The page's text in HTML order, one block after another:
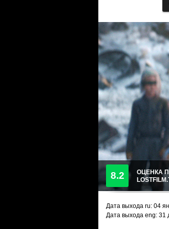
8.2
ОЦЕНКА
Дата выхода ru: 04
Дата выхода eng: 31